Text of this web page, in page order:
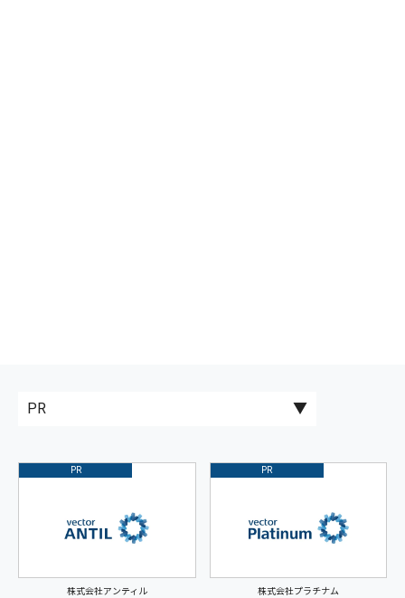
PR
株式会社アンティル
PR
株式会社プラチナム